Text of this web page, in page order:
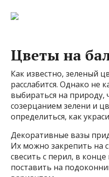
Цветы на
Как известно, зеленый
расслабится. Однако не
выбираться на природу,
созерцанием зелени и
определиться, как
Декоративные вазы
Их можно закрепить на
свесить с перил, в
поставить на